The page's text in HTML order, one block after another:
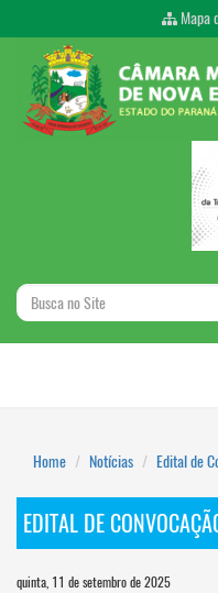
Mapa
Home Notícias Edital de
EDITAL DE
quinta, 11 de setembro de 2025